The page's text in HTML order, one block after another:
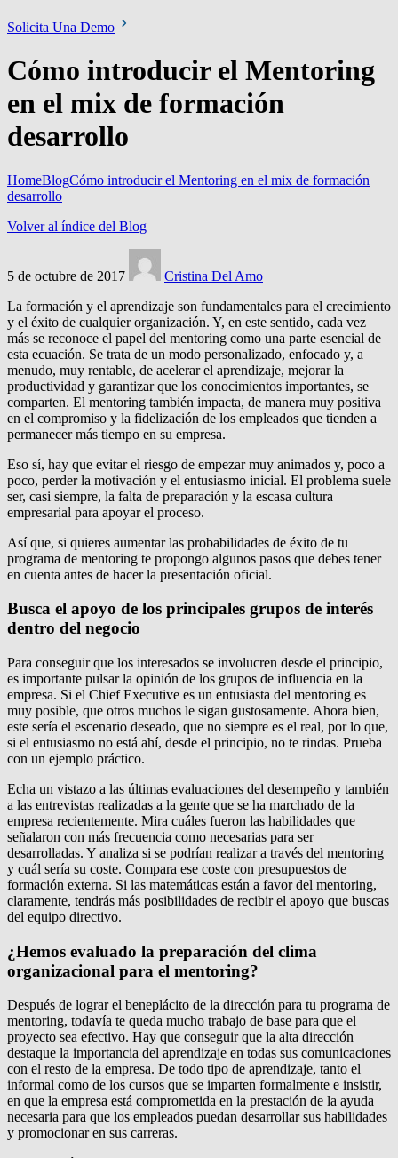
Solicita Una Demo
Cómo introducir el Mentoring
en el mix de formación
desarrollo
HomeBlogCómo introducir el Mentoring en el mix de formación
desarrollo
Volver al índice del Blog
5 de octubre de 2017
Cristina Del Amo
La formación y el aprendizaje son fundamentales para el crecimiento
y el éxito de cualquier organización. Y, en este sentido, cada vez
más se reconoce el papel del mentoring como una parte esencial de
esta ecuación. Se trata de un modo personalizado, enfocado y, a
menudo, muy rentable, de acelerar el aprendizaje, mejorar la
productividad y garantizar que los conocimientos importantes, se
comparten. El mentoring también impacta, de manera muy positiva
en el compromiso y la fidelización de los empleados que tienden a
permanecer más tiempo en su empresa.
Eso sí, hay que evitar el riesgo de empezar muy animados y, poco a
poco, perder la motivación y el entusiasmo inicial. El problema suele
ser, casi siempre, la falta de preparación y la escasa cultura
empresarial para apoyar el proceso.
Así que, si quieres aumentar las probabilidades de éxito de tu
programa de mentoring te propongo algunos pasos que debes tener
en cuenta antes de hacer la presentación oficial.
Busca el apoyo de los principales grupos de interés
dentro del negocio
Para conseguir que los interesados se involucren desde el principio,
es importante pulsar la opinión de los grupos de influencia en la
empresa. Si el Chief Executive es un entusiasta del mentoring es
muy posible, que otros muchos le sigan gustosamente. Ahora bien,
este sería el escenario deseado, que no siempre es el real, por lo que,
si el entusiasmo no está ahí, desde el principio, no te rindas. Prueba
con un ejemplo práctico.
Echa un vistazo a las últimas evaluaciones del desempeño y también
a las entrevistas realizadas a la gente que se ha marchado de la
empresa recientemente. Mira cuáles fueron las habilidades que
señalaron con más frecuencia como necesarias para ser
desarrolladas. Y analiza si se podrían realizar a través del mentoring
y cuál sería su coste. Compara ese coste con presupuestos de
formación externa. Si las matemáticas están a favor del mentoring,
claramente, tendrás más posibilidades de recibir el apoyo que buscas
del equipo directivo.
¿Hemos evaluado la preparación del clima
organizacional para el mentoring?
Después de lograr el beneplácito de la dirección para tu programa de
mentoring, todavía te queda mucho trabajo de base para que el
proyecto sea efectivo. Hay que conseguir que la alta dirección
destaque la importancia del aprendizaje en todas sus comunicaciones
con el resto de la empresa. De todo tipo de aprendizaje, tanto el
informal como de los cursos que se imparten formalmente e insistir,
en que la empresa está comprometida en la prestación de la ayuda
necesaria para que los empleados puedan desarrollar sus habilidades
y promocionar en sus carreras.